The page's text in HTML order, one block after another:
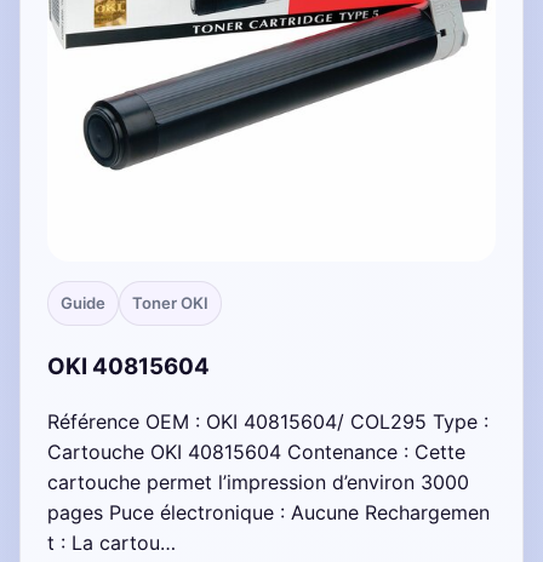
Guide Toner OKI
OKI 40815604
Référence OEM : OKI 40815604/ COL295 Type :
Cartouche OKI 40815604 Contenance : Cette
cartouche permet l’impression d’environ 3000
pages Puce électronique : Aucune Rechargemen
t : La cartou…